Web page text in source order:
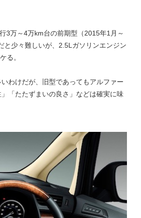
3万～4万km台の前期型（2015年1月～
と少々難しいが、2.5Lガソリンエンジン
る。
わけだが、旧型であってもアルファー
「たたずまいの良さ」などは確実に味